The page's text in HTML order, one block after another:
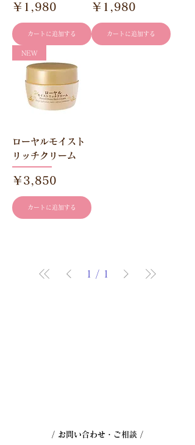
価格
￥1,980
カートに追加する
価格
￥1,980
カートに追加する
NEW
ローヤルモイスト
リッチクリーム
価格
￥3,850
カートに追加する
1 / 1
/ お問い合わせ・ご相談 /